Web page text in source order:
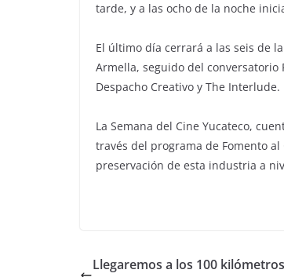
tarde, y a las ocho de la noche
El último día cerrará a las seis de
Armella, seguido del conversatorio
Despacho Creativo y The Interlude.
La Semana del Cine Yucateco,
través del programa de Fomento
preservación de esta industria a
Llegaremos a los 100